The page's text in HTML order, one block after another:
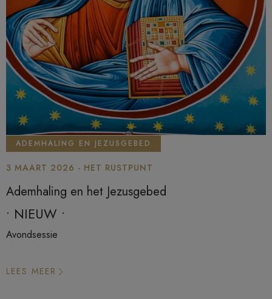
ADEMHALING EN JEZUSGEBED
3 MAART 2026 - HET RUSTPUNT
Ademhaling en het Jezusgebed
• NIEUW •
Avondsessie
LEES MEER